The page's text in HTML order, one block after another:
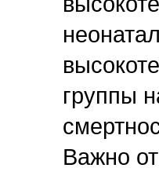
группы
Важно